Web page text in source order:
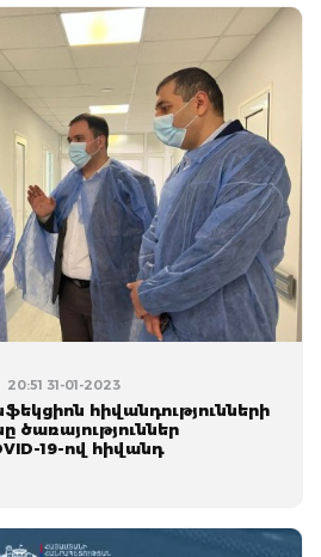
20:51 31-01-2023
հիվանդությունների
ծառայություններ
19-ով հիվանդ